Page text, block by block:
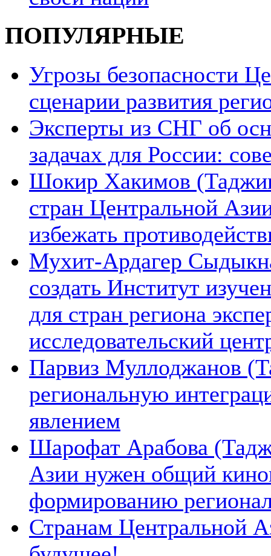
ПОПУЛЯРНЫЕ
Угрозы безопасности
сценарии развития
Эксперты из СНГ об
задачах для России:
Шокир Хакимов
стран Центральной
избежать
Мухит-Ардагер
создать Институт
для стран региона
исследовательский
Парвиз Муллоджанов
региональную
явлением
Шарофат Арабова
Азии нужен общий
формированию
Странам Центральной